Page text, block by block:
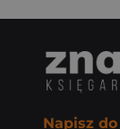
Napisz